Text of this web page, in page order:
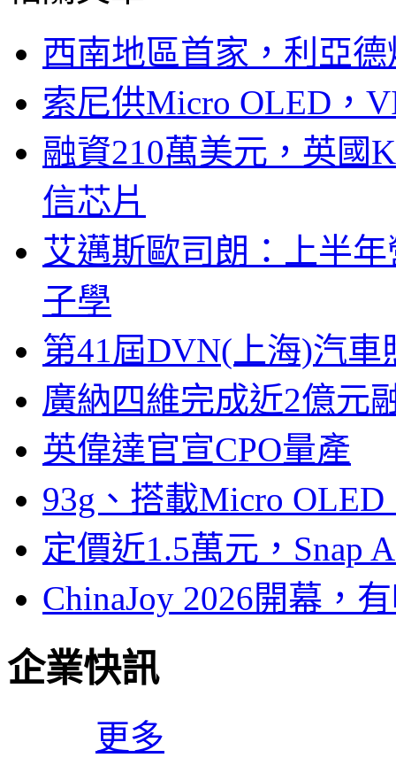
西南地區首家，利亞
索尼供Micro OLED，
融資210萬美元，英國
信芯片
艾邁斯歐司朗：上半
子學
第41屆DVN(上海)汽
廣納四維完成近2億元
英偉達官宣CPO量產
93g、搭載Micro
定價近1.5萬元，Snap
ChinaJoy 2026開幕，
企業快訊
更多